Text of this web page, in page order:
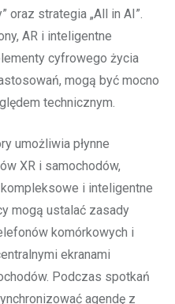
oraz strategia „All in AI”.
AR i inteligentne
cyfrowego życia
mogą być mocno
technicznym.
umożliwia płynne
XR i samochodów,
i inteligentne
mogą ustalać zasady
komórkowych i
ekranami
Podczas spotkań
agendę z